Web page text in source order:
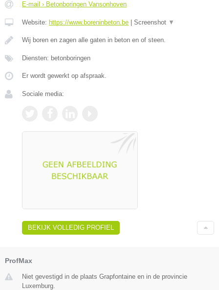
E-mail › Betonboringen Vansonhoven
Website: https://www.boreninbeton.be Screenshot ▼
Wij boren en zagen alle gaten in beton en of steen.
Diensten: betonboringen
Er wordt gewerkt op afspraak.
Sociale media:
BEKIJK VOLLEDIG PROFIEL
ProfMax
Niet gevestigd in de plaats Grapfontaine en in de provincie
Luxemburg.